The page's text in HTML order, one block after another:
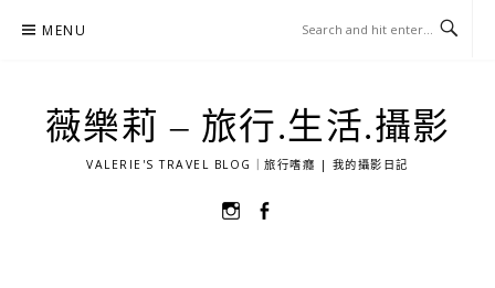
MENU
薇樂莉 – 旅行.生活.攝影
VALERIE'S TRAVEL BLOG｜旅行嗜癮 | 我的攝影日記
選